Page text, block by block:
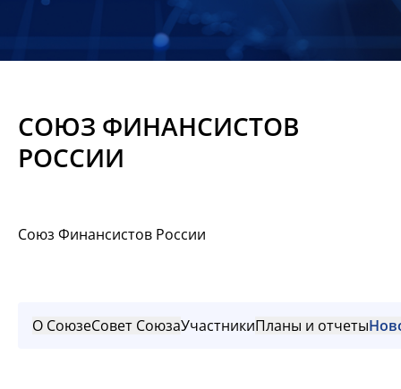
Материалы
СОЮЗ ФИНАНСИСТОВ
РОССИИ
Союз Финансистов России
О СоюзеСовет СоюзаУчастникиПланы и отчеты